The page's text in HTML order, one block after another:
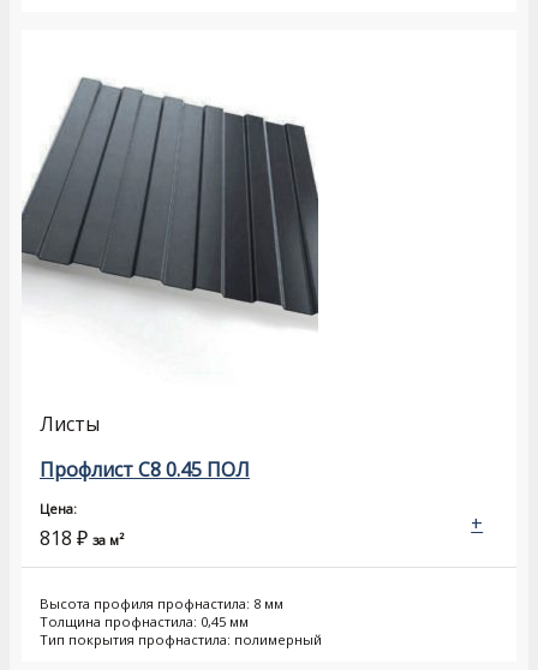
Листы
Профлист С8 0.45 ПОЛ
Цена:
818 ₽ за м²
Высота профиля профнастила: 8 мм
Толщина профнастила: 0,45 мм
Тип покрытия профнастила: полимерный
+